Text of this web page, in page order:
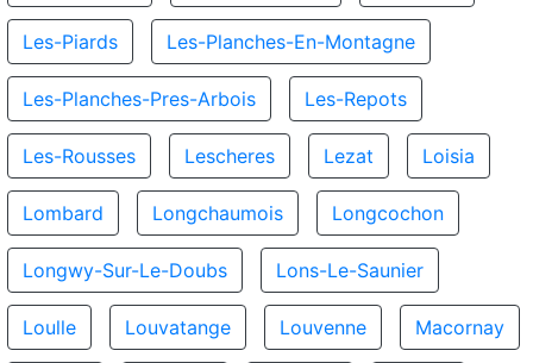
Les-Piards Les-Planches-En-Montagne
Les-Planches-Pres-Arbois Les-Repots
Les-Rousses Lescheres Lezat Loisia
Lombard Longchaumois Longcochon
Longwy-Sur-Le-Doubs Lons-Le-Saunier
Loulle Louvatange Louvenne Macornay